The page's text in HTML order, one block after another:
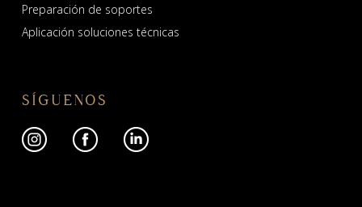
Preparación de soportes
Aplicación soluciones técnicas
SÍGUENOS